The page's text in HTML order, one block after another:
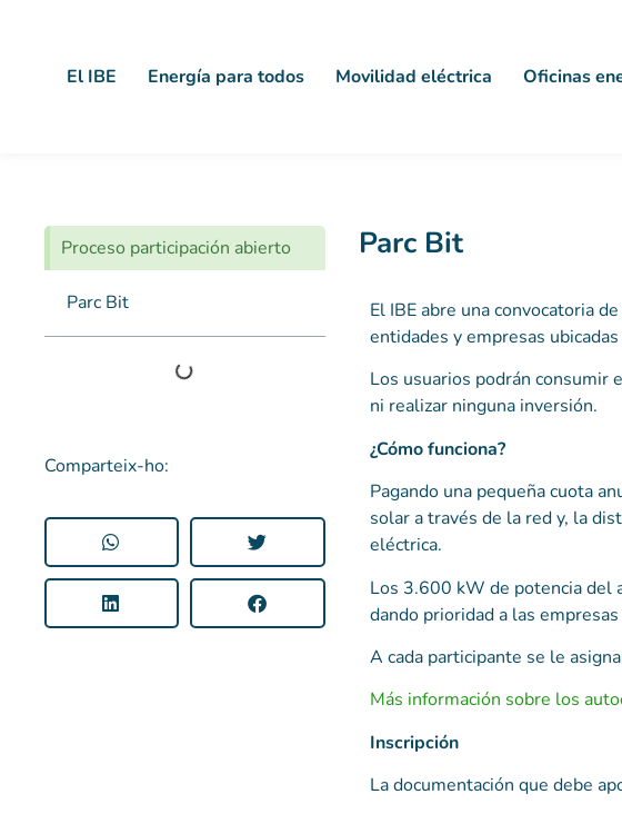
El IBE Energía para todos Movilidad eléctrica Oficinas
Proceso participación abierto
Parc Bit
Comparteix-ho:
Parc Bit
El IBE abre una convocatoria
entidades y empresas
Los usuarios podrán consumir
ni realizar ninguna inversión.
¿Cómo funciona?
Pagando una pequeña cuota
solar a través de la red y, la
eléctrica.
Los 3.600 kW de potencia del
dando prioridad a las
A cada participante se le
Más información sobre los
Inscripción
La documentación que debe